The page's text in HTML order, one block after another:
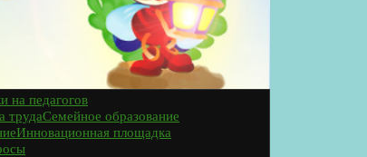
на педагогов
трудаСемейное образование
Инновационная площадка